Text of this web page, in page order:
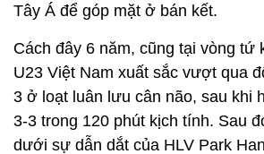
Tây Á để góp mặt ở bán kết.
Cách đây 6 năm, cũng tại vòng tứ
U23 Việt Nam xuất sắc vượt qua
3 ở loạt luân lưu cân não, sau khi
3-3 trong 120 phút kịch tính. Sau
dưới sự dẫn dắt của HLV Park